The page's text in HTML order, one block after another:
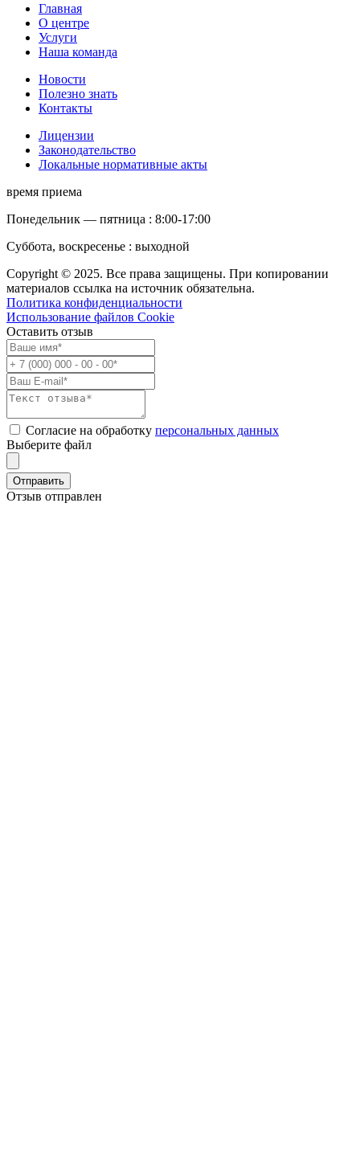
Главная
О центре
Услуги
Наша команда
Новости
Полезно знать
Контакты
Лицензии
Законодательство
Локальные нормативные акты
время приема
Понедельник — пятница : 8:00-17:00
Суббота, воскресенье : выходной
Copyright © 2025. Все права защищены. При копировании
материалов ссылка на источник обязательна.
Политика конфиденциальности
Использование файлов Cookie
Оставить отзыв
Согласие на обработку персональных данных
Выберите файл
Отправить
Отзыв отправлен